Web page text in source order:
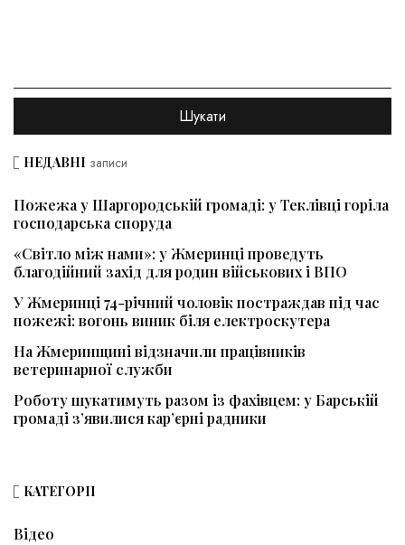
НЕДАВНІ записи
Пожежа у Шаргородській громаді: у Теклівці горіла
господарська споруда
«Світло між нами»: у Жмеринці проведуть
благодійний захід для родин військових і ВПО
У Жмеринці 74-річний чоловік постраждав під час
пожежі: вогонь виник біля електроскутера
На Жмеринщині відзначили працівників
ветеринарної служби
Роботу шукатимуть разом із фахівцем: у Барській
громаді з’явилися кар’єрні радники
КАТЕГОРІЇ
Відео